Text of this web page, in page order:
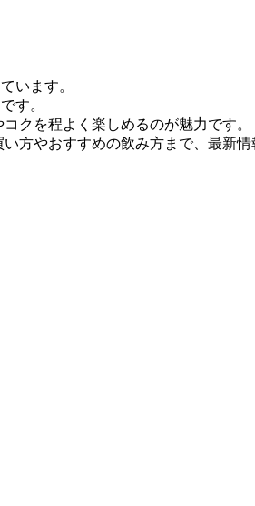
います。
す。
クを程よく楽しめるのが魅力です。
方やおすすめの飲み方まで、最新